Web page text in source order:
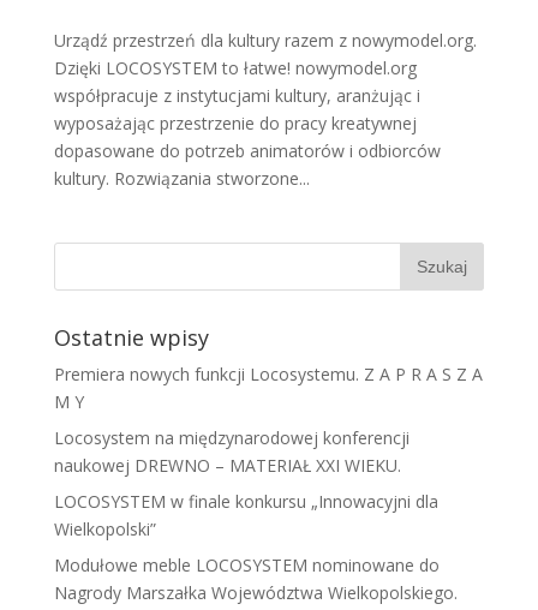
Urządź przestrzeń dla kultury razem z nowymodel.org.
Dzięki LOCOSYSTEM to łatwe! nowymodel.org
współpracuje z instytucjami kultury, aranżując i
wyposażając przestrzenie do pracy kreatywnej
dopasowane do potrzeb animatorów i odbiorców
kultury. Rozwiązania stworzone...
Ostatnie wpisy
Premiera nowych funkcji Locosystemu. Z A P R A S Z A
M Y
Locosystem na międzynarodowej konferencji
naukowej DREWNO – MATERIAŁ XXI WIEKU.
LOCOSYSTEM w finale konkursu „Innowacyjni dla
Wielkopolski”
Modułowe meble LOCOSYSTEM nominowane do
Nagrody Marszałka Województwa Wielkopolskiego.